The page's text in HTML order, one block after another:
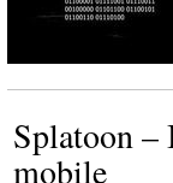
Splatoon
mobile